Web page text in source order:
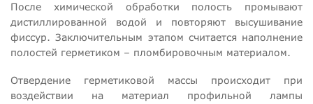
После химической обработки полость промывают
дистиллированной водой и повторяют высушивание
фиссур. Заключительным этапом считается наполнение
полостей герметиком – пломбировочным материалом.
Отвердение герметиковой массы происходит при
воздействии на материал профильной лампы